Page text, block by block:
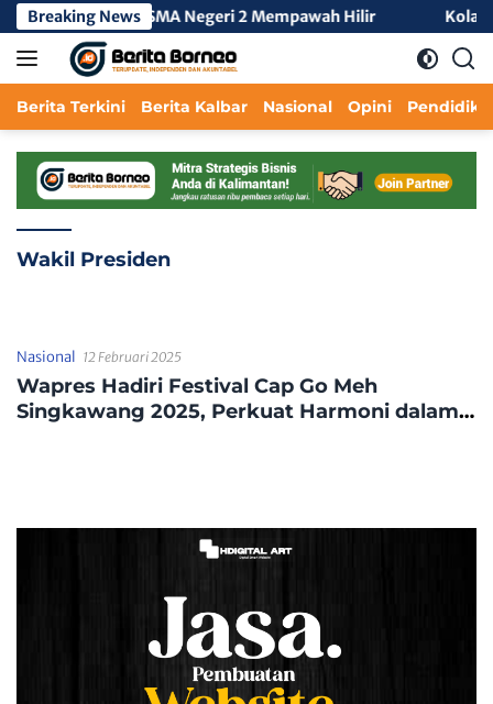
Langsung
ke
konten
Breaking News
Tengah 3 di SMA Negeri 2 Mempawah Hilir
Berita Terkini Berita Kalbar Nasional Opini
Wakil Presiden
Nasional 12 Februari 2025
Wapres Hadiri Festival Cap Go Meh
Singkawang 2025, Perkuat Harmoni dalam